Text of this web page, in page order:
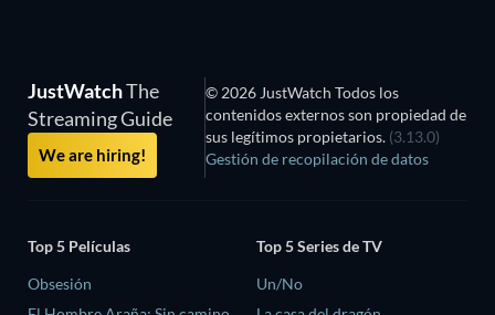
JustWatchThe
Streaming Guide
We are hiring!
© 2026 JustWatch Todos los
contenidos externos son propiedad de
sus legítimos propietarios. (3.13.0)
Gestión de recopilación de datos
Top 5 Películas
Obsesión
Top 5 Series de TV
Un/No